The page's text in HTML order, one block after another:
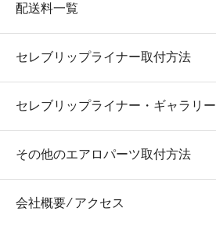
配送料一覧
セレブリップライナー取付方法
セレブリップライナー・ギャラリー
その他のエアロパーツ取付方法
会社概要 ⁄ アクセス